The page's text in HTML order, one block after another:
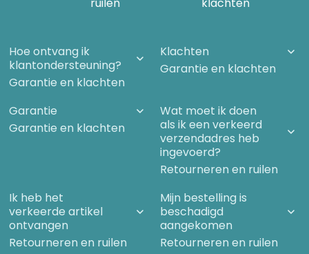
3. Zijn alle natuurwetten onveranderlijk?
4. Is materie onbewust?
5. Is de natuur doelloos?
6. Geschiedt alle biologische overerving materieel?
7. Worden herinneringen opgeslagen als materiële sporen?
8. Is de geest beperkt tot het brein?
9. Zijn paranormale verschijnselen illusoir?
werkt?
11. Illusies van objectiviteit
12. Wetenschappelijke vergezichten
Literatuur
Hoe ontvang ik
klantondersteuning?
Garantie en klachten
Klachten
Garantie en klachten
Garantie
Garantie en klachten
Wat moet ik doen
als ik een verkeerd
verzendadres heb
ingevoerd?
Retourneren en ruilen
Ik heb het
verkeerde artikel
ontvangen
Retourneren en ruilen
Mijn bestelling is
beschadigd
aangekomen
Retourneren en ruilen